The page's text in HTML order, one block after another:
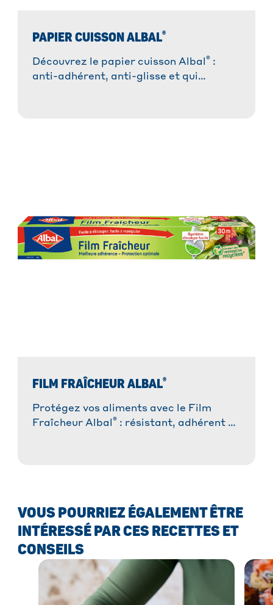
PAPIER CUISSON ALBAL®
Découvrez le papier cuisson Albal ® :
anti-adhérent, anti-glisse et qui
FILM FRAÎCHEUR ALBAL®
Protégez vos aliments avec le Film
Fraîcheur Albal ® : résistant, adhérent et
VOUS POURRIEZ ÉGALEMENT ÊTRE
INTÉRESSÉ PAR CES RECETTES ET
CONSEILS